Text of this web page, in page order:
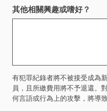
其他相關興趣或嗜好？
有犯罪紀錄者將不被接受成為
員，且所繳費用將不予退還。
何言語或行為上的攻擊，將導